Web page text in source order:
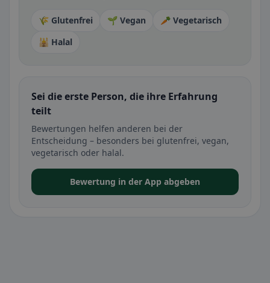
🌾 Glutenfrei 🌱 Vegan
🥕 Vegetarisch
🕌 Halal
Sei die erste Person, die ihre Erfahrung
teilt
Bewertungen helfen anderen bei der
Entscheidung – besonders bei glutenfrei, vegan,
vegetarisch oder halal.
Bewertung in der App abgeben